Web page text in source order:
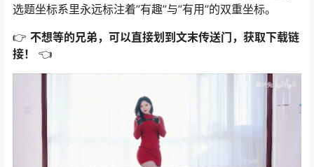
选题坐标系里永远标注着”有趣”与”有用”的双重坐标。
👉 不想等的兄弟，可以直接划到文末传送门，获取下载链
接！
👈